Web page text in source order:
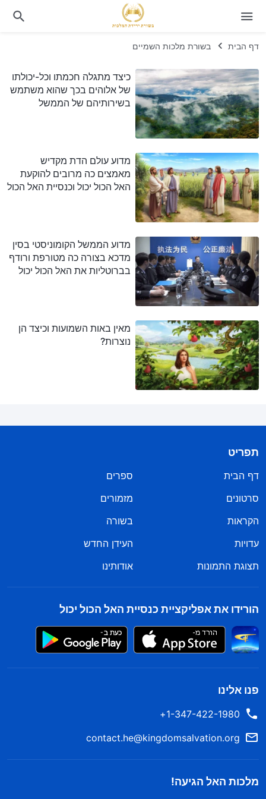
דף הבית בשורת מלכות השמיים
כיצד מתגלה חכמתו וכל-יכולתו
של אלוהים בכך שהוא משתמש
בשירותיהם של הממשל
מדוע עולם הדת מקדיש
מאמצים כה מרובים להוקעת
האל הכול יכול וכנסיית האל הכול
מדוע הממשל הקומוניסטי בסין
מדכא בצורה כה מטורפת ורודף
בברוטליות את האל הכול יכול
מאין באות השמועות וכיצד הן
נוצרות?
תפריט
דף הבית
ספרים
סרטונים
מזמורים
הקראות
בשורה
עדויות
העידן החדש
תצוגת התמונות
אודותינו
הורידו את אפליקציית כנסיית האל הכול יכול
פנו אלינו
1-347-422-1980+
contact.he@kingdomsalvation.org
מלכות האל הגיעה!